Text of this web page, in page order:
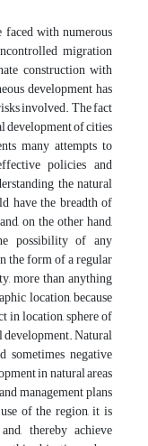
with numerous
migration
construction with
development has
involved. The fact
development of cities
many attempts to
policies and
the natural
have the breadth of
on the other hand,
possibility of any
the form of a regular
more than anything
location, because
in location, sphere of
Natural
sometimes negative
in natural areas
management plans
of the region, it is
thereby achieve